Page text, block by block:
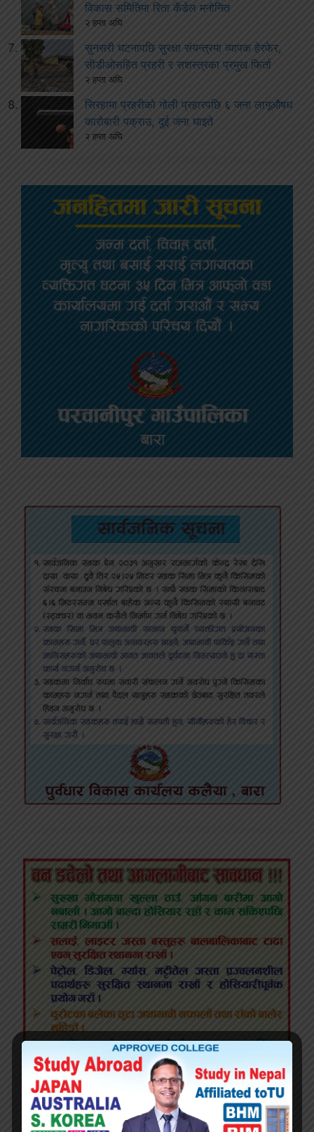
विकास समितिमा रिता कँडेल मनोनित
२ हप्ता अघि
सुनसरी घटनापछि सुरक्षा संयन्त्रमा व्यापक हेरफेर,
सीडीओसहित प्रहरी र सशस्त्रका प्रमुख फिर्ता
२ हप्ता अघि
सिरहामा प्रहरीको गोली प्रहारपछि ६ जना लागूऔषध
कारोबारी पक्राउ, दुई जना घाइते
२ हप्ता अघि